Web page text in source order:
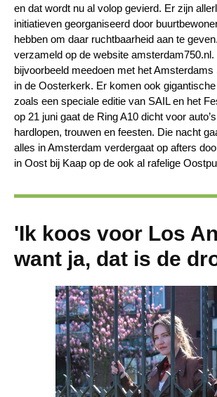
en dat wordt nu al volop gevierd. Er zijn
initiatieven georganiseerd door
hebben om daar ruchtbaarheid aan te
verzameld op de website amsterdam750.nl.
bijvoorbeeld meedoen met hetAmsterdams
in de Oosterkerk. Er komen ook
zoals een speciale editie van SAIL en het
op 21 juni gaat de Ring A10 dicht voor
hardlopen, trouwen en feesten. Die nacht
alles in Amsterdam verdergaat op afters
in Oost bij Kaap op de ook al rafelige
'Ik koos voor Los
want ja, dat is de